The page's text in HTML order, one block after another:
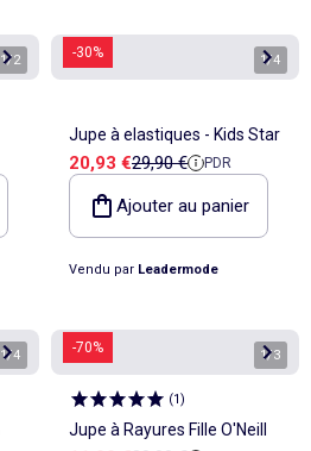
1/2 -30% 1/4
Jupe à elastiques - Kids Star
Prix de vente
20,93 €Prix de référence
29,90 € PDR
Ajouter au panier
Vendu par Leadermode
1/4 -70% 1/3
(1)
Jupe à Rayures Fille O'Neill